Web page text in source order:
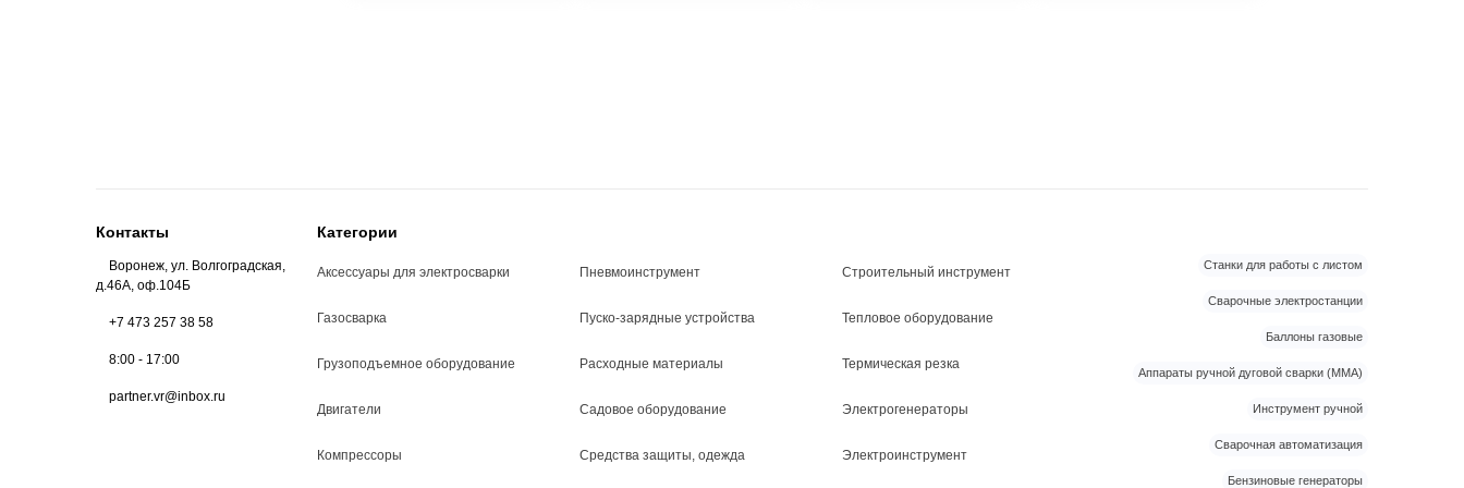
Контакты
Воронеж, ул. Волгоградская,
д.46А, оф.104Б
+7 473 257 38 58
8:00 - 17:00
partner.vr@inbox.ru
Категории
Аксессуары для электросварки
Газосварка
Грузоподъемное оборудование
Двигатели
Компрессоры
Пневмоинструмент
Пуско-зарядные устройства
Расходные материалы
Садовое оборудование
Средства защиты, одежда
Строительный инструмент
Тепловое оборудование
Термическая резка
Электрогенераторы
Электроинструмент
Станки для работы с листом
Сварочные электростанции
Баллоны газовые
Аппараты ручной дуговой сварки (MMA)
Инструмент ручной
Сварочная автоматизация
Бензиновые генераторы